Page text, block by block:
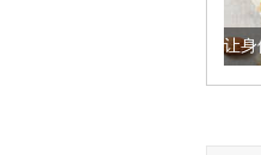
让身体更健康的黄